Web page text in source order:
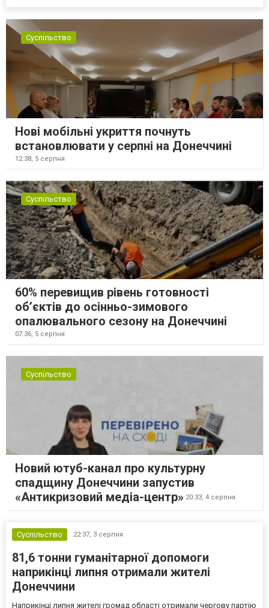
Суспільство
Нові мобільні укриття почнуть
встановлювати у серпні на Донеччині
12:38, 5 серпня
Суспільство
60% перевищив рівень готовності
об’єктів до осінньо-зимового
опалювального сезону на Донеччині
07:36, 5 серпня
Суспільство
Новий ютуб-канал про культурну
спадщину Донеччини запустив
«Антикризовий медіа-центр» 20:33, 4 серпня
Суспільство 22:37, 3 серпня
81,6 тонни гуманітарної допомоги
наприкінці липня отримали жителі
Донеччини
Наприкінці липня жителі громад області отримали чергову партію